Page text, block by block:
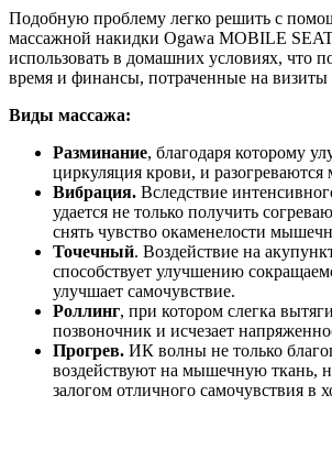
Подобную проблему легко решить с
массажной накидки Ogawa MOBILE
использовать в домашних условиях, что
время и финансы, потраченные на визиты
Виды массажа:
Разминание, благодаря которому
циркуляция крови, и
Вибрация. Вследствие
удается не только получить
снять чувство окаменелости
Точечный. Воздействие на
способствует улучшению
улучшает самочувствие.
Роллинг, при котором слегка
позвоночник и исчезает
Прогрев. ИК волны не только
воздействуют на мышечную ткань,
залогом отличного самочувствия в